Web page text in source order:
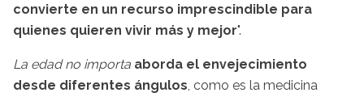
convierte en un recurso imprescindible para
quienes quieren vivir más y mejor".
La edad no importa aborda el envejecimiento
desde diferentes ángulos, como es la medicina